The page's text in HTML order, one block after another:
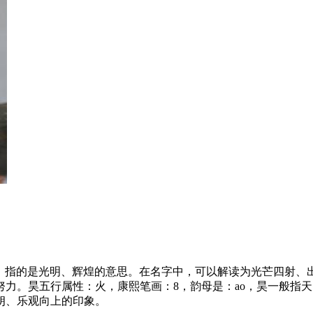
的是光明、辉煌的意思。在名字中，可以解读为光芒四射
。昊五行属性：火，康熙笔画：8，韵母是：ao，昊一般指
乐观向上的印象。